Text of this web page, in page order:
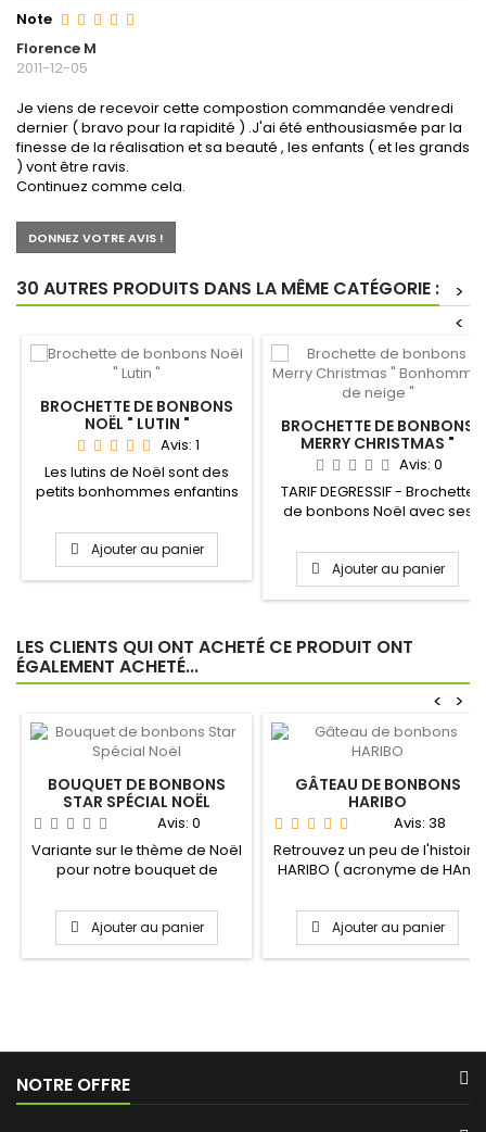
Note
Florence M
2011-12-05
Je viens de recevoir cette compostion commandée vendredi
dernier ( bravo pour la rapidité ) .J'ai été enthousiasmée par la
finesse de la réalisation et sa beauté , les enfants ( et les grands
) vont être ravis.
Continuez comme cela.
DONNEZ VOTRE AVIS !
30 AUTRES PRODUITS DANS LA MÊME CATÉGORIE :
>
<
BROCHETTE DE BONBONS
NOËL " LUTIN "
Avis: 1
Les lutins de Noël sont des
petits bonhommes enfantins
Ajouter au panier
BROCHETTE DE BONBONS
MERRY CHRISTMAS "
BONHOMME DE NEIGE "
Avis: 0
TARIF DEGRESSIF - Brochette
de bonbons Noël avec ses
Ajouter au panier
LES CLIENTS QUI ONT ACHETÉ CE PRODUIT ONT
ÉGALEMENT ACHETÉ...
>
<
BOUQUET DE BONBONS
STAR SPÉCIAL NOËL
Avis: 0
Variante sur le thème de Noël
pour notre bouquet de
Ajouter au panier
GÂTEAU DE BONBONS
HARIBO
Avis: 38
Retrouvez un peu de l'histoire
HARIBO ( acronyme de HAns
Ajouter au panier
NOTRE OFFRE